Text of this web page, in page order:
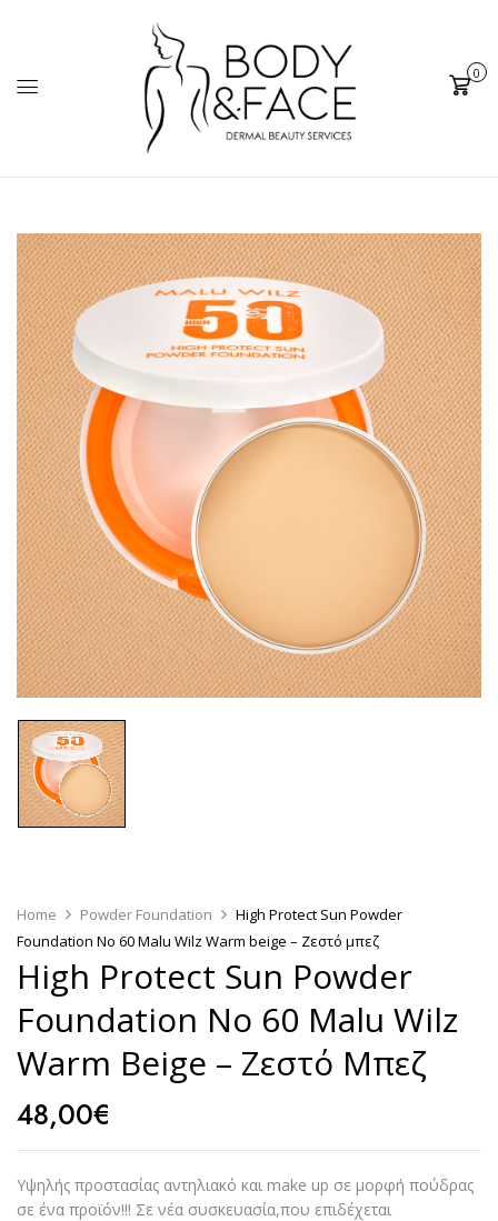
Cart
0
Home Powder Foundation
High Protect Sun Powder
Foundation No 60 Malu Wilz Warm beige – Ζεστό μπεζ
High Protect Sun Powder
Foundation No 60 Malu Wilz
Warm Beige – Ζεστό Μπεζ
48,00€
Υψηλής προστασίας αντηλιακό και make up σε μορφή πούδρας
σε ένα προϊόν!!! Σε νέα συσκευασία,που επιδέχεται